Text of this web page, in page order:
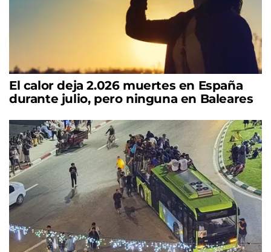
El calor deja 2.026 muertes en España
durante julio, pero ninguna en Baleares